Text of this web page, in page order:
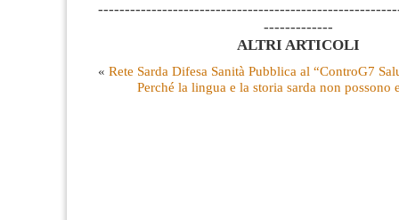
-------------
ALTRI ARTICOLI
« Rete Sarda Difesa Sanità Pubblica al “ControG7
Perché la lingua e la storia sarda non possono